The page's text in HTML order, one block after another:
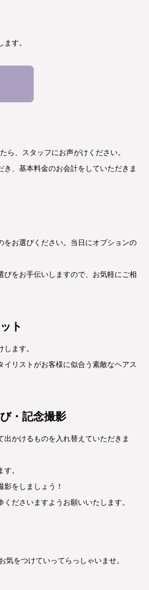
す。
ら、スタッフにお声がけください。
、基本料金のお会計をしていただきま
をお選びください。当日にオプションの
をお手伝いしますので、お気軽にご相
ト
ます。
リストがお客様に似合う素敵なヘアス
・記念撮影
かけるものを入れ替えていただきま
。
をしましょう！
ださいますようお願いいたします。
をつけていってらっしゃいませ。